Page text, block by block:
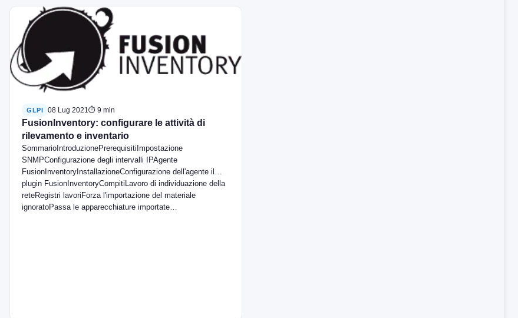
GLPI 08 Lug 2021⏱ 9 min
FusionInventory: configurare le attività di
rilevamento e inventario
SommarioIntroduzionePrerequisitiImpostazione
SNMPConfigurazione degli intervalli IPAgente
FusionInventoryInstallazioneConfigurazione dell'agente il
plugin FusionInventoryCompitiLavoro di individuazione della
reteRegistri lavoriForza l'importazione del materiale
ignoratoPassa le apparecchiature importate…